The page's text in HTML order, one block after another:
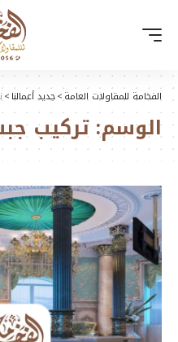
الفخامة للمقاولات العامة>جديد أعمالنا>
الوسم:تركيب